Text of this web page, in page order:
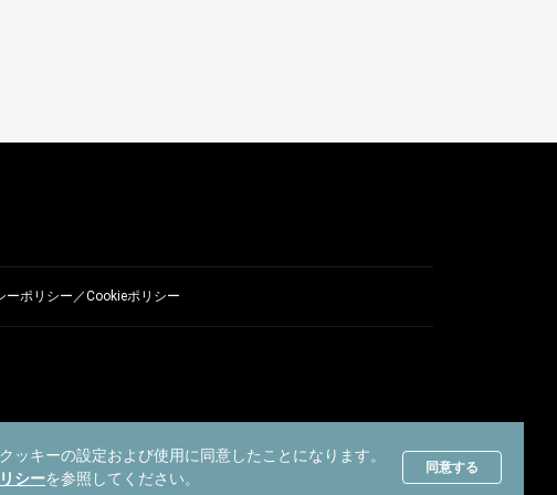
ッキーの設定および使用に同意したことになります。
シーを参照してください。
同意する
ーポリシー／Cookieポリシー